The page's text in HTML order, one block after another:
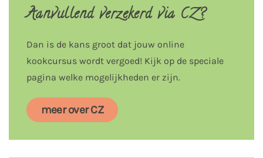
Aanvullend verzekerd via CZ?
Dan is de kans groot dat jouw online
kookcursus wordt vergoed! Kijk op de speciale
pagina welke mogelijkheden er zijn.
meer over CZ